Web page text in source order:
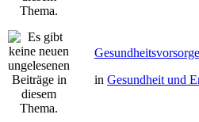
in Gesundheit und